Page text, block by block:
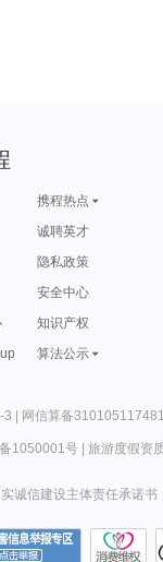
携程热点
诚聘英才
隐私政策
安全中心
知识产权
算法公示
3 | 网信算备
1050001号| 旅游度假资
实诚信建设主体责任承诺书